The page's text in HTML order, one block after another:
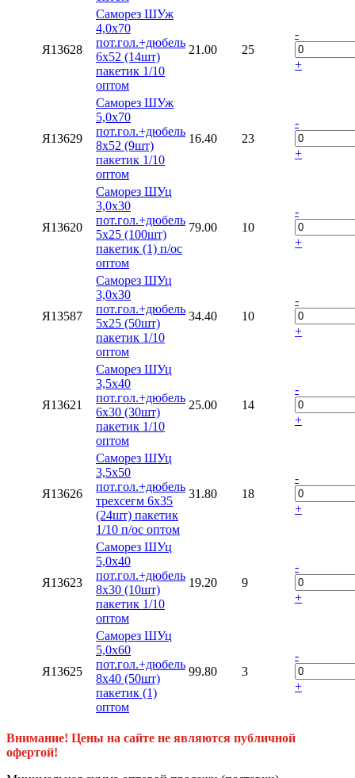
Я13628
Саморез ШУж
4,0х70
пот.гол.+дюбель
6х52 (14шт)
пакетик 1/10
оптом
21.00 25
-
+
Я13629
Саморез ШУж
5,0х70
пот.гол.+дюбель
8х52 (9шт)
пакетик 1/10
оптом
16.40 23
-
+
Я13620
Саморез ШУц
3,0х30
пот.гол.+дюбель
5х25 (100шт)
пакетик (1) п/ос
оптом
79.00 10
-
+
Я13587
Саморез ШУц
3,0х30
пот.гол.+дюбель
5х25 (50шт)
пакетик 1/10
оптом
34.40 10
-
+
Я13621
Саморез ШУц
3,5х40
пот.гол.+дюбель
6х30 (30шт)
пакетик 1/10
оптом
25.00 14
-
+
Я13626
Саморез ШУц
3,5х50
пот.гол.+дюбель
трехсегм 6х35
(24шт) пакетик
1/10 п/ос оптом
31.80 18
-
+
Я13623
Саморез ШУц
5,0х40
пот.гол.+дюбель
8х30 (10шт)
пакетик 1/10
оптом
19.20 9
-
+
Я13625
Саморез ШУц
5,0х60
пот.гол.+дюбель
8х40 (50шт)
пакетик (1)
оптом
99.80 3
-
+
Внимание! Цены на сайте не являются публичной
офертой!